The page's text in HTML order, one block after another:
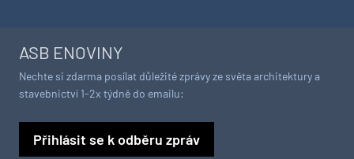
ASB ENOVINY
Nechte si zdarma posílat důležité zprávy ze světa architektury a
stavebnictví 1-2x týdně do emailu:
Přihlásit se k odběru zpráv